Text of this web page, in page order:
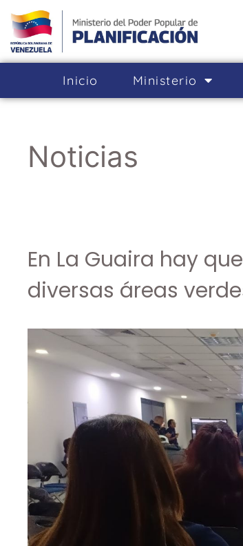
Inicio Ministerio
Noticias
En La Guaira hay
diversas áreas